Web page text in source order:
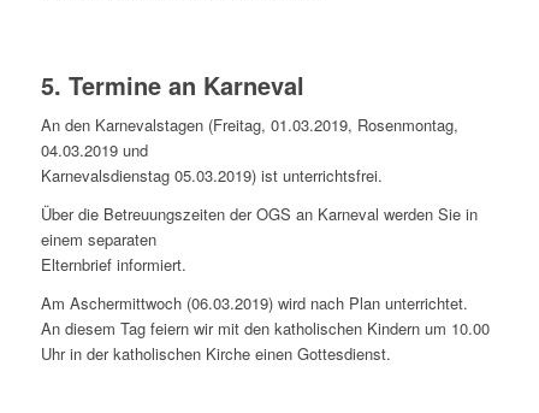
5. Termine an Karneval
An den Karnevalstagen (Freitag, 01.03.2019, Rosenmontag,
04.03.2019 und
Karnevalsdienstag 05.03.2019) ist unterrichtsfrei.
Über die Betreuungszeiten der OGS an Karneval werden Sie in
einem separaten
Elternbrief informiert.
Am Aschermittwoch (06.03.2019) wird nach Plan unterrichtet.
An diesem Tag feiern wir mit den katholischen Kindern um 10.00
Uhr in der katholischen Kirche einen Gottesdienst.